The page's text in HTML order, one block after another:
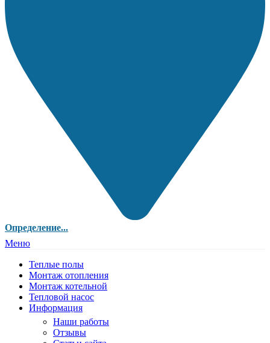
Определение...
Меню
Теплые полы
Монтаж отопления
Монтаж котельной
Тепловой насос
Информация
Наши работы
Отзывы